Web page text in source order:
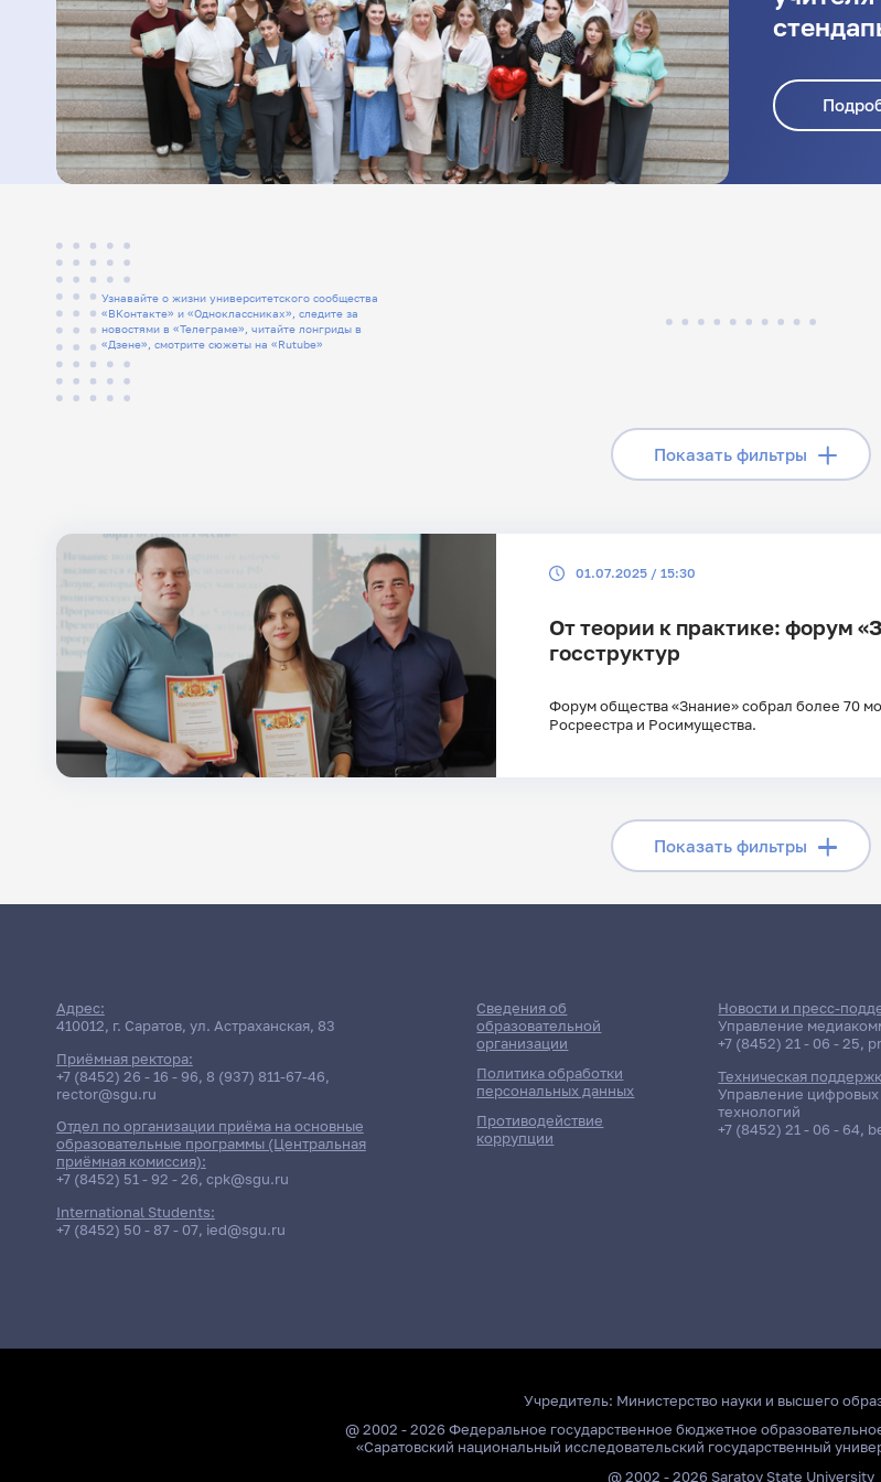
Узнавайте о жизни университетского сообщества
«ВКонтакте» и «Одноклассниках», следите за
новостями в «Телеграме», читайте лонгриды в
«Дзене», смотрите сюжеты на «Rutube»
Показать фильтры
Поиск по темам
01.07.2025 / 15:30
От теории к практике: форум
госструктур
Форум общества «Знание» собрал более 70
Росреестра и Росимущества.
Показать фильтры
Адрес:
410012, г. Саратов, ул. Астраханская, 83
Приёмная ректора:
+7 (8452) 26 - 16 - 96, 8 (937) 811-67-46,
rector@sgu.ru
Отдел по организации приёма на основные
образовательные программы (Центральная
приёмная комиссия):
+7 (8452) 51 - 92 - 26, cpk@sgu.ru
International Students:
+7 (8452) 50 - 87 - 07, ied@sgu.ru
Сведения об
образовательной
организации
Политика обработки
персональных данных
Противодействие
коррупции
Новости и пресс-
Управление
+7 (8452) 21 - 06 - 25,
Техническая
Управление
технологий
+7 (8452) 21 - 06 - 64,
Учредитель: Министерство науки и высшего
@ 2002 - 2026 Федеральное государственное бюджетное
«Саратовский национальный исследовательский государственный
@ 2002 - 2026 Saratov State University